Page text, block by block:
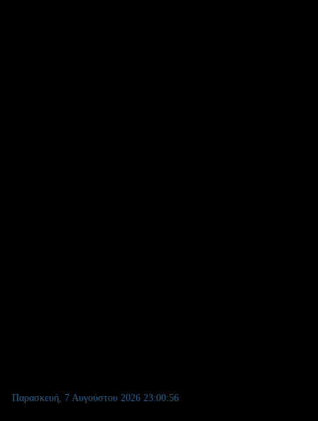
Παρασκευή, 7 Αυγούστου 2026 23:00:57